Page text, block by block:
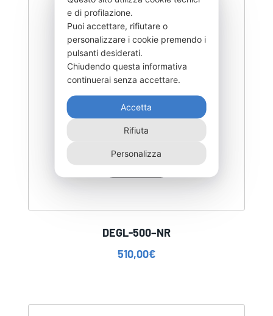
DEGL-500–NR
510,00€
e di profilazione.
Puoi accettare, rifiutare o
personalizzare i cookie premendo i
pulsanti desiderati.
Chiudendo questa informativa
continuerai senza accettare.
Accetta
Rifiuta
Personalizza